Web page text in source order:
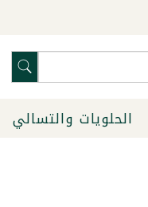
الحلويات والتسالي